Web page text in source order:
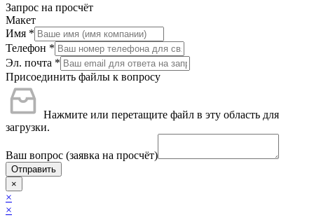
Запрос на просчёт
Макет
Имя *
Телефон *
Эл. почта *
Присоединить файлы к вопросу
Нажмите или перетащите файл в эту область для
загрузки.
Ваш вопрос (заявка на просчёт)
Отправить
×
×
×